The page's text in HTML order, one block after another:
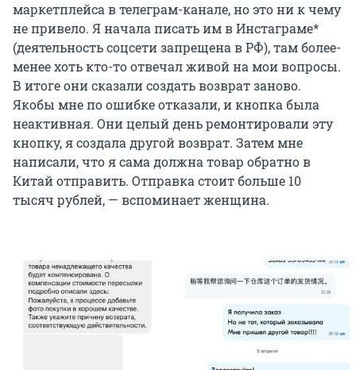
маркетплейса в телеграм-канале, но это ни к чему
не привело. Я начала писать им в Инстаграме*
(деятельность соцсети запрещена в РФ), там более-
менее хоть кто-то отвечал живой на мои вопросы.
В итоге они сказали создать возврат заново.
Якобы мне по ошибке отказали, и кнопка была
неактивная. Они целый день ремонтировали эту
кнопку, я создала другой возврат. Затем мне
написали, что я сама должна товар обратно в
Китай отправить. Отправка стоит больше 10
тысяч рублей, — вспоминает женщина.